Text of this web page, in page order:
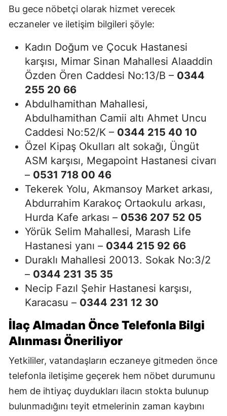
Bu gece nöbetçi olarak hizmet verecek
eczaneler ve iletişim bilgileri şöyle:
Kadın Doğum ve Çocuk Hastanesi
karşısı, Mimar Sinan Mahallesi Alaaddin
Özden Ören Caddesi No:13/B – 0344
255 20 66
Abdulhamithan Mahallesi,
Abdulhamithan Camii altı Ahmet Uncu
Caddesi No:52/K – 0344 215 40 10
Özel Kipaş Okulları alt sokağı, Üngüt
ASM karşısı, Megapoint Hastanesi civarı
– 0531 718 00 46
Tekerek Yolu, Akmansoy Market arkası,
Abdurrahim Karakoç Ortaokulu arkası,
Hurda Kafe arkası – 0536 207 52 05
Yörük Selim Mahallesi, Marash Life
Hastanesi yanı – 0344 215 92 66
Duraklı Mahallesi 20013. Sokak No:3/2
– 0344 231 35 35
Necip Fazıl Şehir Hastanesi karşısı,
Karacasu – 0344 231 12 30
İlaç Almadan Önce Telefonla Bilgi
Alınması Öneriliyor
Yetkililer, vatandaşların eczaneye gitmeden önce
telefonla iletişime geçerek hem nöbet durumunu
hem de ihtiyaç duydukları ilacın stokta bulunup
bulunmadığını teyit etmelerinin zaman kaybını